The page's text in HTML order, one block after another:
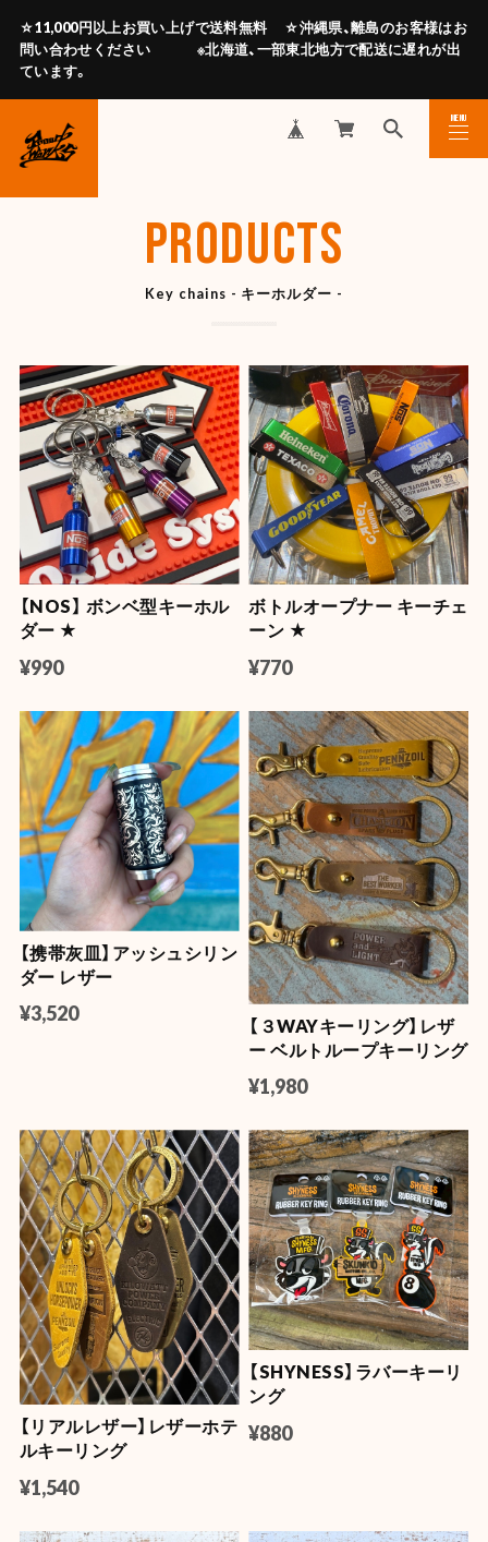
☆11,000円以上お買い上げで送料無料 ☆沖縄県、離島のお客様はお
問い合わせください ※北海道、一部東北地方で配送に遅れが出
ています。
MENU
CLOSE
PRODUCTS
Key chains - キーホルダー -
【NOS】 ボンベ型キーホル
ダー ★
¥990
ボトルオープナー キーチェ
ーン ★
¥770
【携帯灰皿】アッシュシリン
ダー レザー
¥3,520
【３WAYキーリング】レザ
ー ベルトループキーリング
¥1,980
【リアルレザー】レザーホテ
ルキーリング
¥1,540
【SHYNESS】ラバーキーリ
ング
¥880